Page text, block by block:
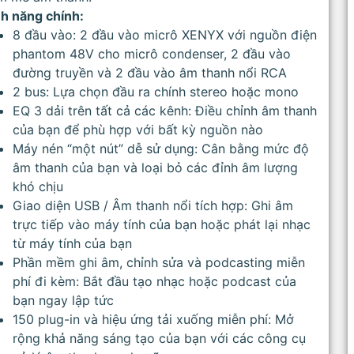
năng chính:
8 đầu vào: 2 đầu vào micrô XENYX với nguồn điện
phantom 48V cho micrô condenser, 2 đầu vào
đường truyền và 2 đầu vào âm thanh nổi RCA
2 bus: Lựa chọn đầu ra chính stereo hoặc mono
EQ 3 dải trên tất cả các kênh: Điều chỉnh âm thanh
của bạn để phù hợp với bất kỳ nguồn nào
Máy nén “một nút” dễ sử dụng: Cân bằng mức độ
âm thanh của bạn và loại bỏ các đỉnh âm lượng
khó chịu
Giao diện USB / Âm thanh nổi tích hợp: Ghi âm
trực tiếp vào máy tính của bạn hoặc phát lại nhạc
từ máy tính của bạn
Phần mềm ghi âm, chỉnh sửa và podcasting miễn
phí đi kèm: Bắt đầu tạo nhạc hoặc podcast của
bạn ngay lập tức
150 plug-in và hiệu ứng tải xuống miễn phí: Mở
rộng khả năng sáng tạo của bạn với các công cụ